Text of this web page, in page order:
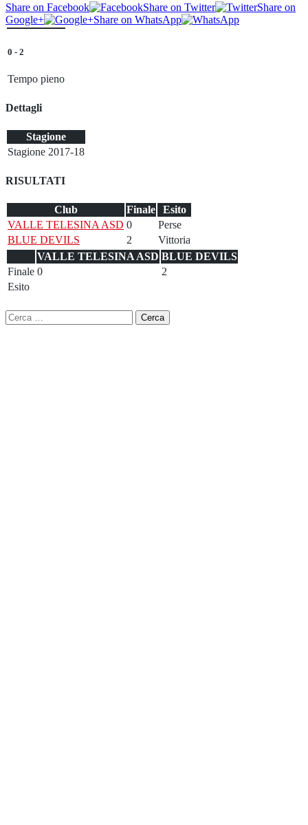
Share on Facebook Share on Twitter
Share on
Google+
Share on WhatsApp
0 - 2
Tempo pieno
Dettagli
Stagione
Stagione 2017-18
RISULTATI
Club Finale
Esito
VALLE TELESINA ASD 0
Perse
BLUE DEVILS
2
Vittoria
VALLE TELESINA ASD BLUE DEVILS
Finale 0
2
Esito
Ricerca
per: